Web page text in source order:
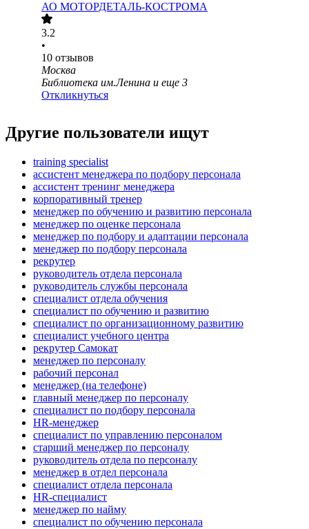
АО МОТОРДЕТАЛЬ-КОСТРОМА
3.2
•
10 отзывов
Москва
Библиотека им.Ленина и еще 3
Откликнуться
Другие пользователи ищут
training specialist
ассистент менеджера по подбору персонала
ассистент тренинг менеджера
корпоративный тренер
менеджер по обучению и развитию персонала
менеджер по оценке персонала
менеджер по подбору и адаптации персонала
менеджер по подбору персонала
рекрутер
руководитель отдела персонала
руководитель службы персонала
специалист отдела обучения
специалист по обучению и развитию
специалист по организационному развитию
специалист учебного центра
рекрутер Самокат
менеджер по персоналу
рабочий персонал
менеджер (на телефоне)
главный менеджер по персоналу
специалист по подбору персонала
HR-менеджер
специалист по управлению персоналом
старший менеджер по персоналу
руководитель отдела по персоналу
менеджер в отдел персонала
специалист отдела персонала
HR-специалист
менеджер по найму
специалист по обучению персонала